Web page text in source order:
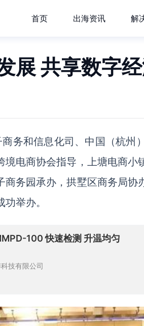
首页 出海资讯 解
展 共享数字
务和信息化司、中国（杭州）
境电商协会指导，上塘电商小
商务园承办，拱墅区商务局协
功举办。
100 快速检测 升温均匀
技有限公司